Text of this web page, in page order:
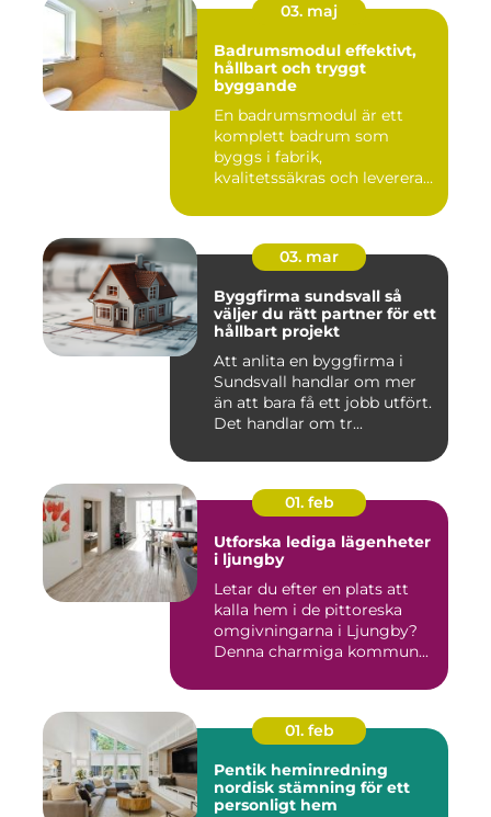
03. maj
Badrumsmodul effektivt,
hållbart och tryggt
byggande
En badrumsmodul är ett
komplett badrum som
byggs i fabrik,
kvalitetssäkras och levereras
03. mar
Byggfirma sundsvall så
väljer du rätt partner för ett
hållbart projekt
Att anlita en byggfirma i
Sundsvall handlar om mer
än att bara få ett jobb utfört.
Det handlar om tr...
01. feb
Utforska lediga lägenheter
i ljungby
Letar du efter en plats att
kalla hem i de pittoreska
omgivningarna i Ljungby?
Denna charmiga kommun...
01. feb
Pentik heminredning
nordisk stämning för ett
personligt hem